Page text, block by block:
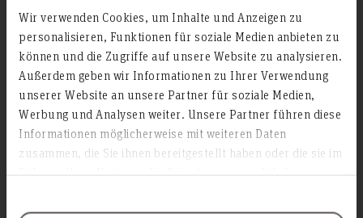
Wir verwenden Cookies, um Inhalte und Anzeigen zu
personalisieren, Funktionen für soziale Medien anbieten zu
können und die Zugriffe auf unsere Website zu analysieren.
Außerdem geben wir Informationen zu Ihrer Verwendung
unserer Website an unsere Partner für soziale Medien,
Werbung und Analysen weiter. Unsere Partner führen diese
Informationen möglicherweise mit weiteren Daten
zusammen, die Sie ihnen bereitgestellt haben oder die sie im
Zum Seitenanfang
Infos zur Hochschule
Kontakt und Anreise
Startseite Hochschule Hannover
Presse